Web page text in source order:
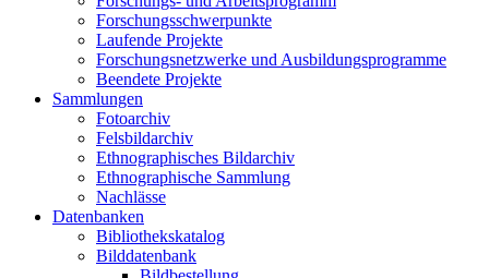
Forschungsschwerpunkte
Laufende Projekte
Forschungsnetzwerke und Ausbildungsprogramme
Beendete Projekte
Sammlungen
Fotoarchiv
Felsbildarchiv
Ethnographisches Bildarchiv
Ethnographische Sammlung
Nachlässe
Datenbanken
Bibliothekskatalog
Bilddatenbank